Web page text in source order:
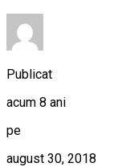
Publicat
acum 8 ani
pe
august 30, 2018